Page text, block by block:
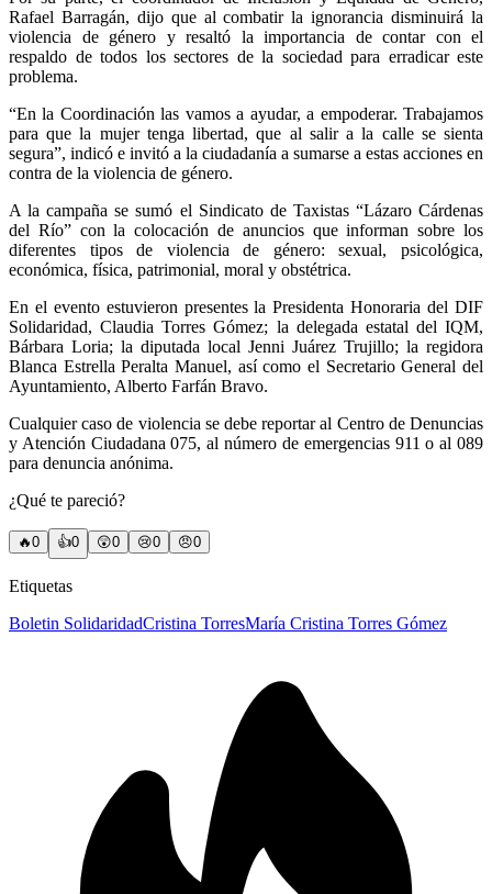
Rafael Barragán, dijo que al combatir la ignorancia disminuirá la
violencia de género y resaltó la importancia de contar con el
respaldo de todos los sectores de la sociedad para erradicar este
problema.
“En la Coordinación las vamos a ayudar, a empoderar. Trabajamos
para que la mujer tenga libertad, que al salir a la calle se sienta
segura”, indicó e invitó a la ciudadanía a sumarse a estas acciones en
contra de la violencia de género.
A la campaña se sumó el Sindicato de Taxistas “Lázaro Cárdenas
del Río” con la colocación de anuncios que informan sobre los
diferentes tipos de violencia de género: sexual, psicológica,
económica, física, patrimonial, moral y obstétrica.
En el evento estuvieron presentes la Presidenta Honoraria del DIF
Solidaridad, Claudia Torres Gómez; la delegada estatal del IQM,
Bárbara Loria; la diputada local Jenni Juárez Trujillo; la regidora
Blanca Estrella Peralta Manuel, así como el Secretario General del
Ayuntamiento, Alberto Farfán Bravo.
Cualquier caso de violencia se debe reportar al Centro de Denuncias
y Atención Ciudadana 075, al número de emergencias 911 o al 089
para denuncia anónima.
¿Qué te pareció?
🔥0 👍0 😲0 😢0 😠0
Etiquetas
Boletin SolidaridadCristina TorresMaría Cristina Torres Gómez